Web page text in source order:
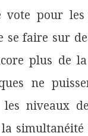
vote pour
faire sur
plus de
ne
niveaux
simultanéité